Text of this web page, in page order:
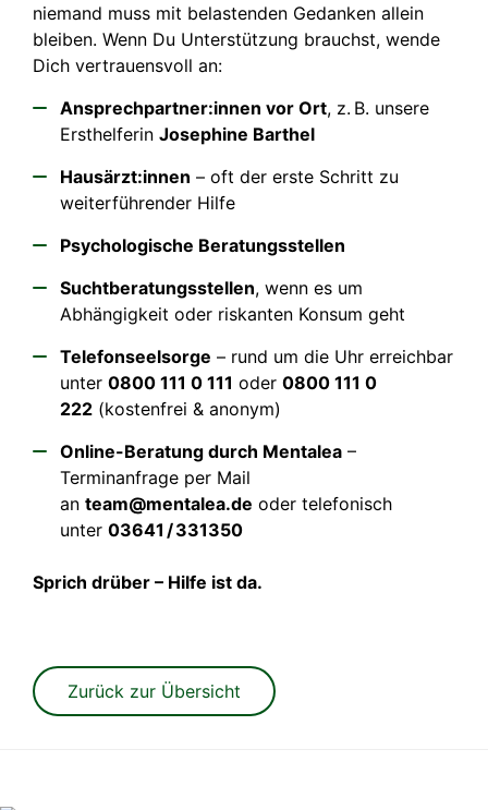
niemand muss mit belastenden Gedanken allein
bleiben. Wenn Du Unterstützung brauchst, wende
Dich vertrauensvoll an:
Ansprechpartner:innen vor Ort, z. B. unsere
Ersthelferin Josephine Barthel
Hausärzt:innen – oft der erste Schritt zu
weiterführender Hilfe
Psychologische Beratungsstellen
Suchtberatungsstellen, wenn es um
Abhängigkeit oder riskanten Konsum geht
Telefonseelsorge – rund um die Uhr erreichbar
unter 0800 111 0 111 oder 0800 111 0
222 (kostenfrei & anonym)
Online-Beratung durch Mentalea –
Terminanfrage per Mail
an team@mentalea.de oder telefonisch
unter 03641 /331350
Sprich drüber – Hilfe ist da.
Zurück zur Übersicht